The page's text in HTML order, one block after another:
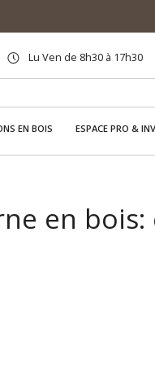
Lu Ven de 8h30 à 17h30
EN BOIS ESPACE PRO &
en